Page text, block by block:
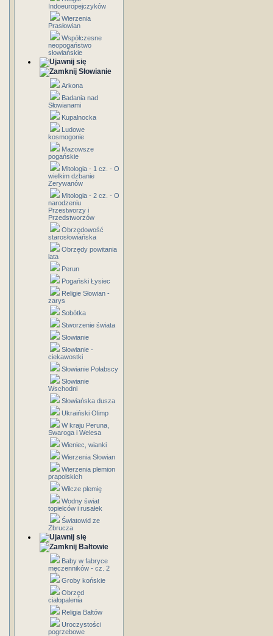
Indoeuropejczyków
Wierzenia
Prasłowian
Współczesne
neopogaństwo
słowiańskie
Słowianie
Arkona
Badania nad
Słowianami
Kupalnocka
Ludowe
kosmogonie
Mazowsze
pogańskie
Mitologia - 1 cz. - O
wielkim dzbanie
Zerywanów
Mitologia - 2 cz. - O
narodzeniu
Przestworzy i
Przedstworzów
Obrzędowość
starosłowiańska
Obrzędy powitania
lata
Perun
Pogański Łysiec
Religie Słowian -
zarys
Sobótka
Stworzenie świata
Słowianie
Słowianie -
ciekawostki
Słowianie Połabscy
Słowianie
Wschodni
Słowiańska dusza
Ukraiński Olimp
W kraju Peruna,
Swaroga i Welesa
Wieniec, wianki
Wierzenia Słowian
Wierzenia plemion
prapolskich
Wilcze plemię
Wodny świat
topielców i rusałek
Światowid ze
Zbrucza
Bałtowie
Baby w fabryce
męczenników - cz. 2
Groby końskie
Obrzęd
ciałopalenia
Religia Bałtów
Uroczystości
pogrzebowe